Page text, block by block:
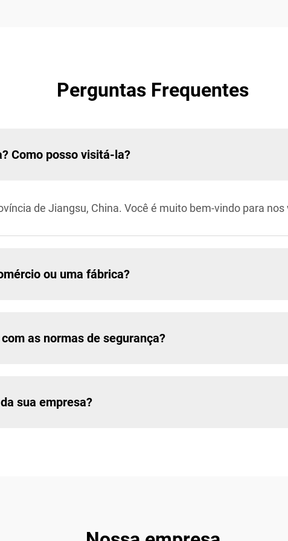
Perguntas Frequentes
Como posso visitá-la?
de Jiangsu, China. Você é muito bem-vindo para nos
ou uma fábrica?
as normas de segurança?
sua empresa?